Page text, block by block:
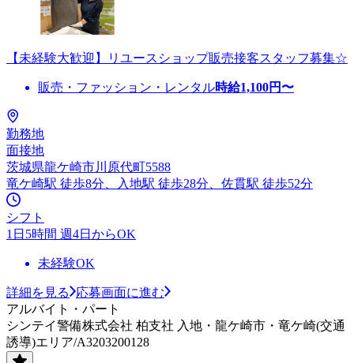
【未経験大歓迎】リユースショップ販売接客スタッフ募集☆
販売・ファッション・レンタル時給1,100円〜
勤務地
面接地
茨城県龍ケ崎市川原代町5588
竜ケ崎駅 徒歩8分、入地駅 徒歩28分、佐貫駅 徒歩52分
シフト
1日5時間 週4日からOK
未経験OK
詳細を見る
応募画面に進む
アルバイト・パート
シンテイ警備株式会社 柏支社 入地・龍ケ崎市・竜ケ崎(交通
誘導)エリア/A3203200128